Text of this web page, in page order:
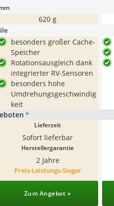
620 g
besonders großer Cache-
Speicher
Rotationsausgleich dank
integrierter RV-Sensoren
besonders hohe
Umdrehungsgeschwindig
keit
*
Lieferzeit
Sofort lieferbar
Herstellergarantie
2 Jahre
Preis-Leistungs-Sieger
Zum Angebot »